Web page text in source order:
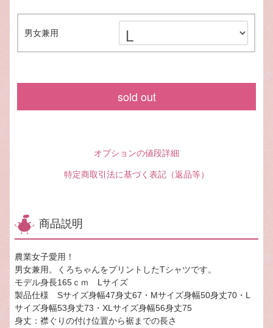
男女兼用
sold out
オプションの値段詳細
特定商取引法に基づく表記（返品等）
商品説明
農業女子愛用！
男女兼用。くろちゃんをプリントしたTシャツです。
モデル身長165ｃｍ Lサイズ
製品仕様 Sサイズ身幅47身丈67・Mサイズ身幅50身丈70・L
サイズ身幅53身丈73・XLサイズ身幅56身丈75
身丈：襟ぐりの付け位置から裾までの長さ